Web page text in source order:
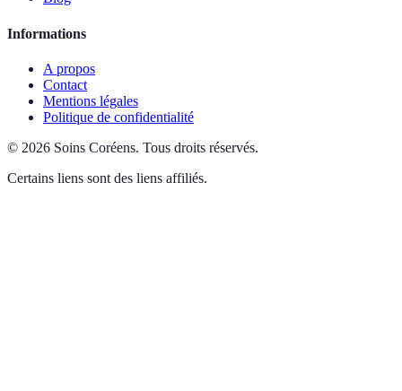
Informations
A propos
Contact
Mentions légales
Politique de confidentialité
© 2026 Soins Coréens. Tous droits réservés.
Certains liens sont des liens affiliés.